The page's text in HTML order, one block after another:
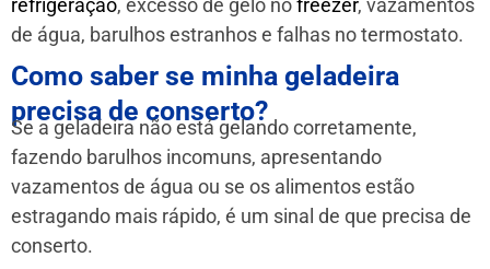
refrigeração, excesso de gelo nofreezer, vazamentos
de água, barulhos estranhos e falhas no termostato.
Como saber se minha geladeira
precisa de conserto?
Se a geladeira não está gelando corretamente,
fazendo barulhos incomuns, apresentando
vazamentos de água ou se os alimentos estão
estragando mais rápido, é um sinal de que precisa de
conserto.